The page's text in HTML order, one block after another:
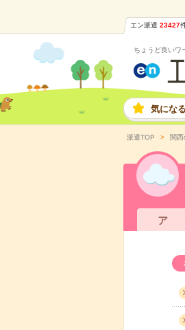
エン派遣 23427
ちょうど良いワ
気にな
派遣TOP 関西
ア